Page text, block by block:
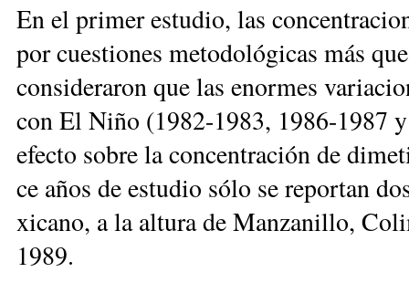
En el pri­mer es­tu­dio, las
por cues­tio­nes me­to­do­ló­gi­cas más
con­si­de­ra­ron que las enor­mes
con El Ni­ño (1982-1983, 1986-1987
efec­to so­bre la con­cen­tra­ción de
ce años de es­tu­dio só­lo se re­por­tan
xi­ca­no, a la al­tu­ra de Man­za­ni­llo,
1989.